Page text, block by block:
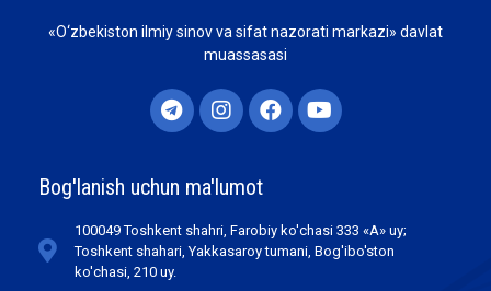
«O‘zbekiston ilmiy sinov va sifat nazorati markazi» davlat
muassasasi
Bog'lanish uchun ma'lumot
100049 Toshkent shahri, Farobiy ko'chasi 333 «А» uy;
Toshkent shahari, Yakkasaroy tumani, Bog'ibo'ston
ko'chasi, 210 uy.